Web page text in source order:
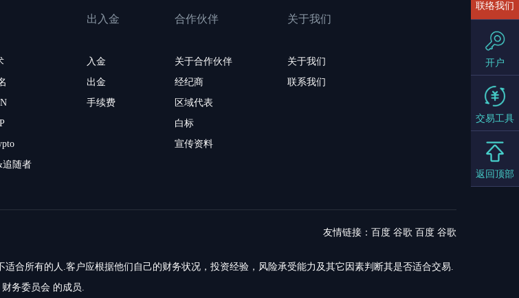
追随者
出入金
入金
出金
手续费
合作伙伴
关于合作伙伴
经纪商
区域代表
白标
宣传资料
关于我们
关于我们
联系我们
友情链接：百度 谷歌 百度 谷歌
合所有的人.客户应根据他们自己的财务状况，投资经验，风险承受能力及其它因素判断其是否适合交易.
务委员会 的成员.
联络我们
开户
交易工具
返回顶部